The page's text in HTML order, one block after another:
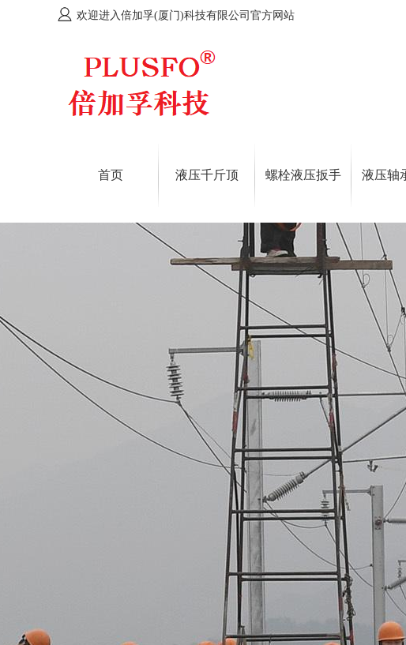
欢迎进入倍加孚(厦门)科技有限公司官方网站
首页 液压千斤顶 螺栓液压扳手 液压轴
冶金行业钢铁厂，针对钢线、棒材测温解决方案